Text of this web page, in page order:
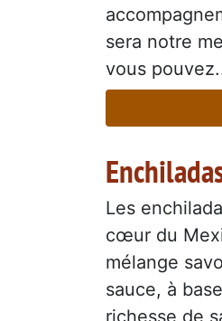
sera notre
vous
Les
cœur du
mélange
sauce, à
richesse de